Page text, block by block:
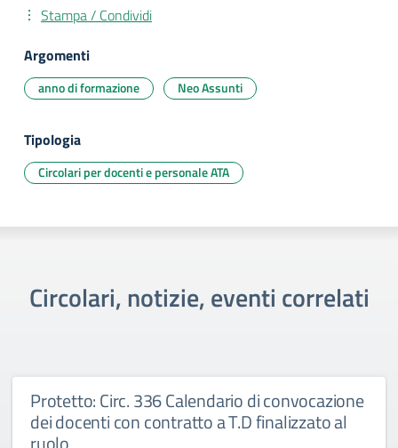
Stampa / Condividi
Argomenti
anno di formazione Neo Assunti
Tipologia
Circolari per docenti e personale ATA
Circolari, notizie, eventi correlati
Protetto: Circ. 336 Calendario di convocazione
dei docenti con contratto a T.D finalizzato al